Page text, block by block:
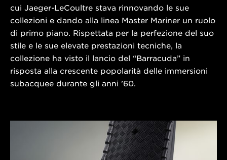
cui Jaeger-LeCoultre stava rinnovando le sue
collezioni e dando alla linea Master Mariner un ruolo
di primo piano. Rispettata per la perfezione del suo
stile e le sue elevate prestazioni tecniche, la
collezione ha visto il lancio del “Barracuda” in
risposta alla crescente popolarità delle immersioni
subacquee durante gli anni ’60.